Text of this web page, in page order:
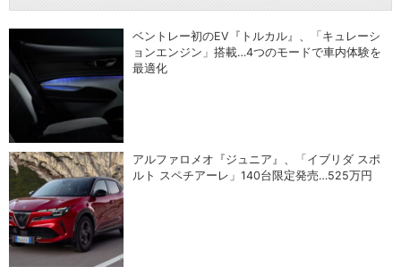
ベントレー初のEV『トルカル』、「キュレーシ
ョンエンジン」搭載…4つのモードで車内体験を
最適化
アルファロメオ『ジュニア』、「イブリダ スポ
ルト スペチアーレ」140台限定発売…525万円